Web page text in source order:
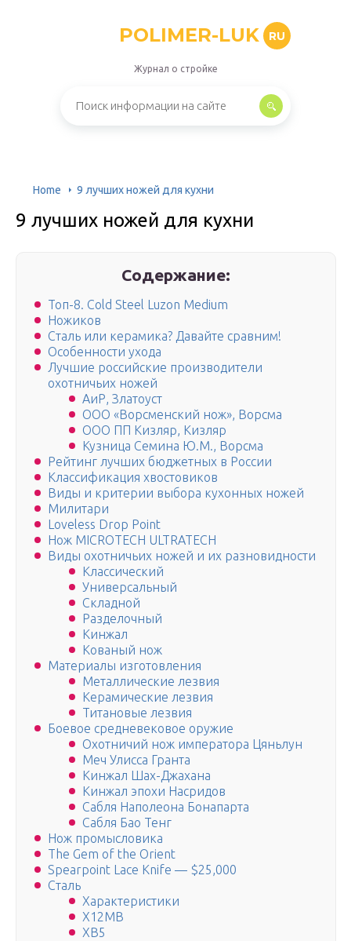
POLIMER-LUK RU
Журнал о стройке
Home 9 лучших ножей для кухни
9 лучших ножей для кухни
Содержание:
Топ-8. Cold Steel Luzon Medium
Ножиков
Сталь или керамика? Давайте сравним!
Особенности ухода
Лучшие российские производители
охотничьих ножей
АиР, Златоуст
ООО «Ворсменский нож», Ворсма
ООО ПП Кизляр, Кизляр
Кузница Семина Ю.М., Ворсма
Рейтинг лучших бюджетных в России
Классификация хвостовиков
Виды и критерии выбора кухонных ножей
Милитари
Loveless Drop Point
Нож MICROTECH ULTRATECH
Виды охотничьих ножей и их разновидности
Классический
Универсальный
Складной
Разделочный
Кинжал
Кованый нож
Материалы изготовления
Металлические лезвия
Керамические лезвия
Титановые лезвия
Боевое средневековое оружие
Охотничий нож императора Цяньлун
Меч Улисса Гранта
Кинжал Шах-Джахана
Кинжал эпохи Насридов
Сабля Наполеона Бонапарта
Сабля Бао Тенг
Нож промысловика
The Gem of the Orient
Spearpoint Lace Knife — $25,000
Сталь
Характеристики
Х12МВ
ХВ5